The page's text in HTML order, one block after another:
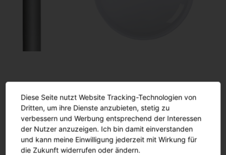
Stadtbild erhalten.
Einfacher Umstieg auf LED-
Technologie.
Dank modularem Produktkonzept.
Diese Seite nutzt Website Tracking-Technologien von
Dritten, um ihre Dienste anzubieten, stetig zu
verbessern und Werbung entsprechend der Interessen
der Nutzer anzuzeigen. Ich bin damit einverstanden
und kann meine Einwilligung jederzeit mit Wirkung für
die Zukunft widerrufen oder ändern.